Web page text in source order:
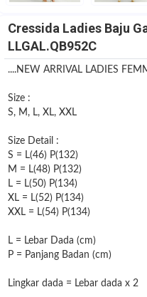
Cressida Ladies Baju
LLGAL.QB952C
....NEW ARRIVAL LADIES
Size :
S, M, L, XL, XXL
Size Detail :
S = L(46) P(132)
M = L(48) P(132)
L = L(50) P(134)
XL = L(52) P(134)
XXL = L(54) P(134)
L = Lebar Dada (cm)
P = Panjang Badan (cm)
Lingkar dada = Lebar dada x 2